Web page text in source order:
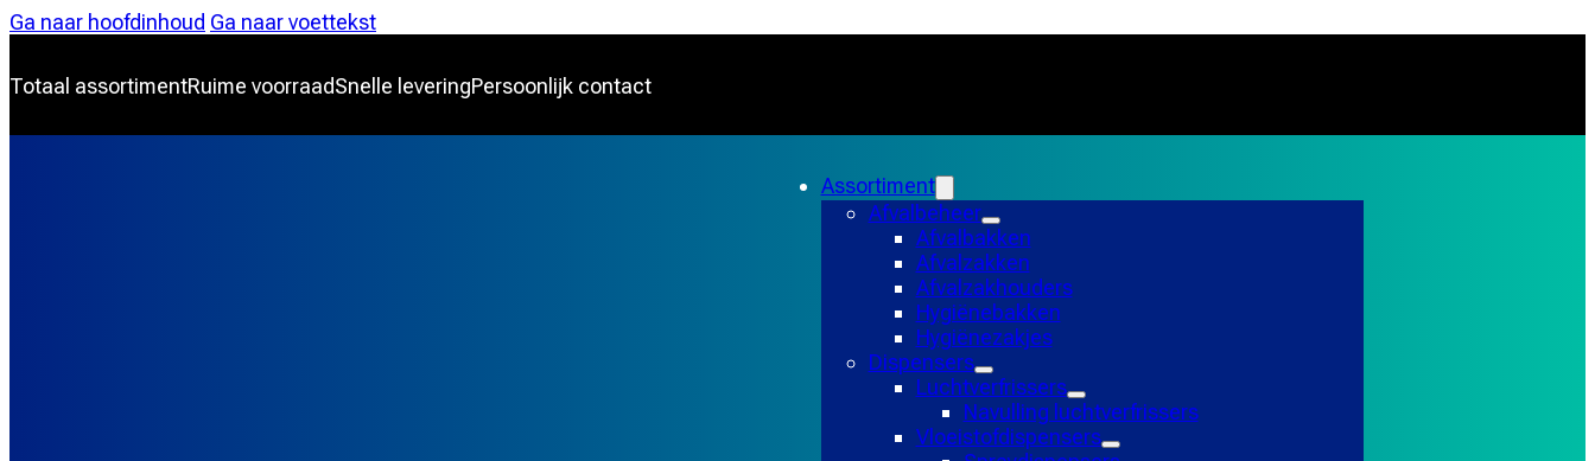
Ga naar hoofdinhoud Ga naar voettekst
Totaal assortimentRuime voorraadSnelle leveringPersoonlijk contact
Assortiment
Afvalbeheer
Afvalbakken
Afvalzakken
Afvalzakhouders
Hygiënebakken
Hygiënezakjes
Dispensers
Luchtverfrissers
Navulling luchtverfrissers
Vloeistofdispensers